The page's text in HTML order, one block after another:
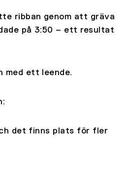
ribban genom att gräva
på 3:50 – ett resultat
med ett leende.
det finns plats för fler